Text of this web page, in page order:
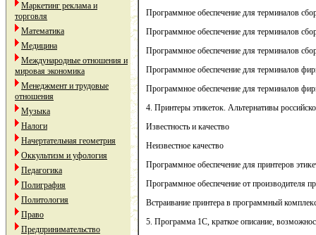
Маркетинг реклама и
торговля
Математика
Медицина
Международные отношения и
мировая экономика
Менеджмент и трудовые
отношения
Музыка
Налоги
Начертательная геометрия
Оккультизм и уфология
Педагогика
Полиграфия
Политология
Право
Предпринимательство
Программное обеспечение для терминалов
Программное обеспечение для терминалов
Программное обеспечение для терминалов
Программное обеcпечение для терминалов
Программное обеcпечение для терминалов
4. Принтеры этикеток. Альтернативы
Известность и качество
Неизвестное качество
Программное обеспечение для принтеров
Программное обеспечение от производителя
Встраивание принтера в программный
5. Программа 1С, краткое описание,